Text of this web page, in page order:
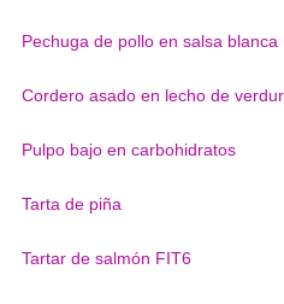
Pechuga de pollo en salsa
Cordero asado en lecho de
Pulpo bajo en carbohidratos
Tarta de piña
Tartar de salmón FIT6